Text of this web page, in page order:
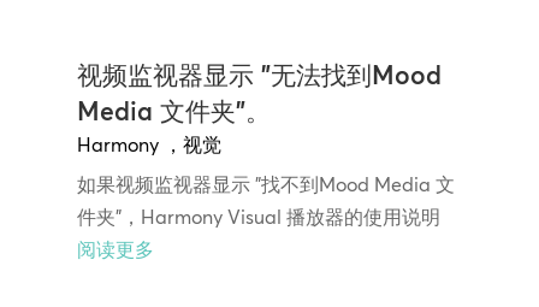
视频监视器显示 "无法找到Mood
Media 文件夹"。
Harmony ， 视觉
如果视频监视器显示 "找不到Mood Media 文
件夹"，Harmony Visual 播放器的使用说明
阅读更多